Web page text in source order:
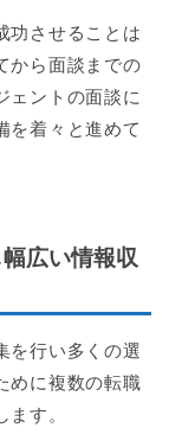
功させることは
から面談までの
ェントの面談に
を着々と進めて
広い情報収
を行い多くの選
めに複数の転職
す。